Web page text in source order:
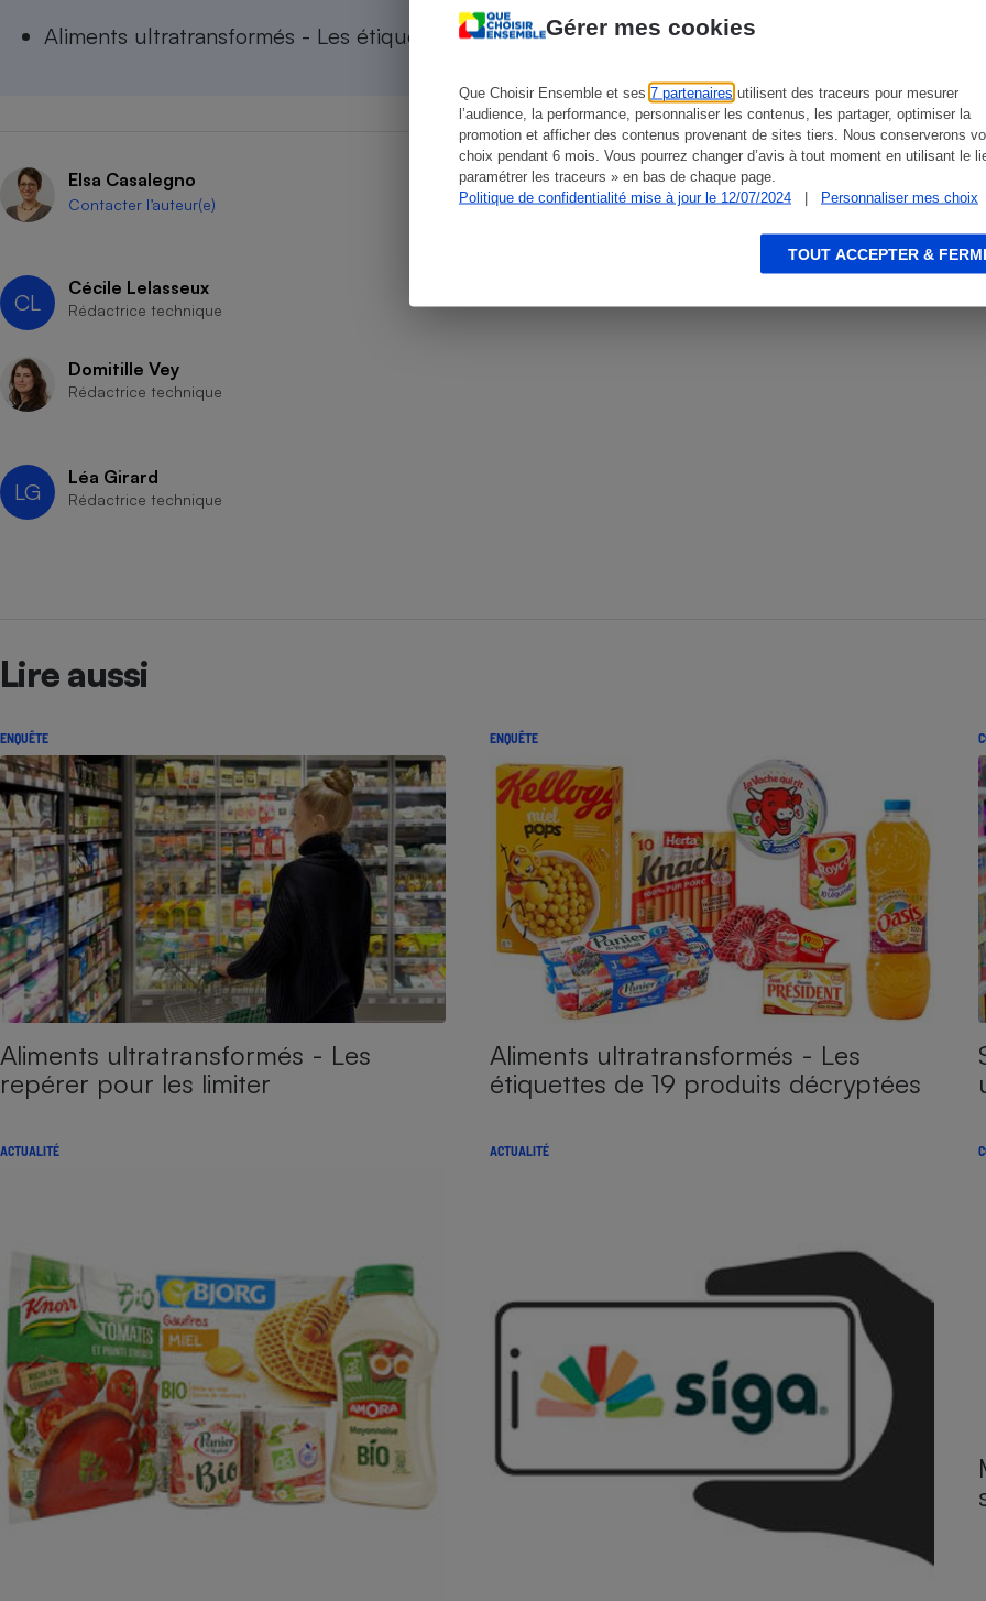
Gérer mes cookies
Que Choisir Ensemble et ses 7 partenaires utilisent des traceurs pour mesurer
l’audience, la performance, personnaliser les contenus, les partager, optimiser la
promotion et afficher des contenus provenant de sites tiers. Nous conserverons
choix pendant 6 mois. Vous pourrez changer d’avis à tout moment en utilisant le
paramétrer les traceurs » en bas de chaque page.
Politique de confidentialité mise à jour le 12/07/2024
| Personnaliser mes choix
TOUT ACCEPTER &
Aliments ultratransformés - Les étiquettes de 19 produits décryptées
Elsa Casalegno
Contacter l’auteur(e)
CL
Cécile Lelasseux
Rédactrice technique
Domitille Vey
Rédactrice technique
LG
Léa Girard
Rédactrice technique
Lire aussi
ENQUÊTE
Aliments ultratransformés - Les
repérer pour les limiter
ENQUÊTE
Aliments ultratransformés - Les
étiquettes de 19 produits décryptées
ACTUALITÉ ACTUALITÉ